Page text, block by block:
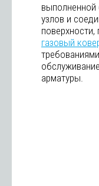
узлов и
газовый
арматуры.